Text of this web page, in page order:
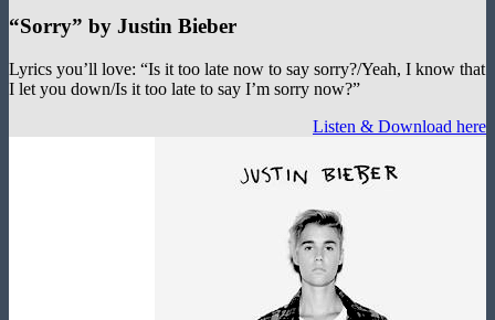
“Sorry ”by Justin Bieber
Lyrics you’ll love: “Is it too late now to say sorry?/Yeah, I
I let you down/Is it too late to say I’m sorry now?”
Listen &